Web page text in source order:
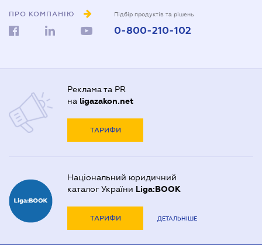
ПРО КОМПАНІЮ Підбір продуктів та рішень
0-800-210-102
Реклама та PR
на ligazakon.net
ТАРИФИ
Національний юридичний
каталог України Liga:BOOK
ТАРИФИ ДЕТАЛЬНІШЕ